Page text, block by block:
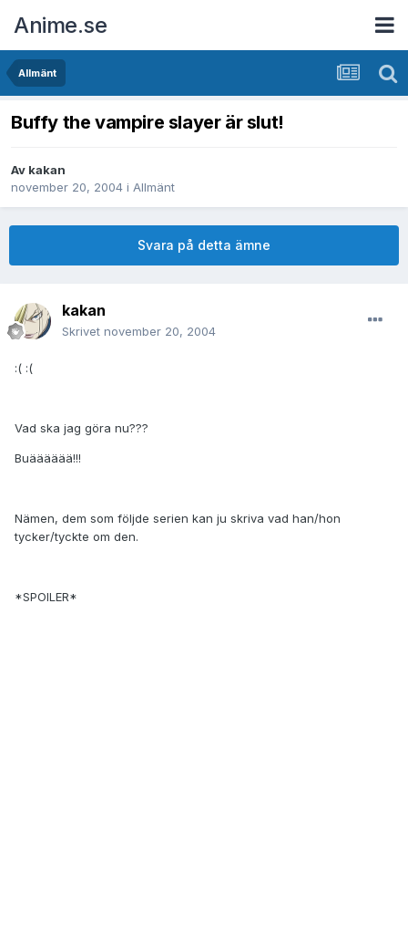
Anime.se
Allmänt
Buffy the vampire slayer är slut!
Av kakan
november 20, 2004 i Allmänt
Svara på detta ämne
kakan
Skrivet november 20, 2004
:( :(
Vad ska jag göra nu???
Buääääää!!!
Nämen, dem som följde serien kan ju skriva vad han/hon
tycker/tyckte om den.
*SPOILER*